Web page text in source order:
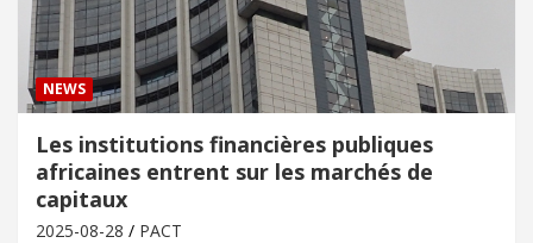
NEWS
Les institutions financières publiques
africaines entrent sur les marchés de
capitaux
2025-08-28 PACT